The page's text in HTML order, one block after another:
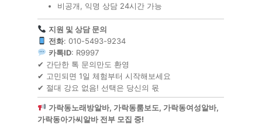
비공개, 익명 상담 24시간 가능
지원 및 상담 문의
전화: 010-5493-9234
카톡ID: R9997
✔ 간단한 톡 문의만도 환영
✔ 고민되면 1일 체험부터 시작해보세요
✔ 절대 강요 없음! 선택은 당신의 몫
가락동노래방알바, 가락동룸보도, 가락동여성알바,
가락동아가씨알바 전부 모집 중!